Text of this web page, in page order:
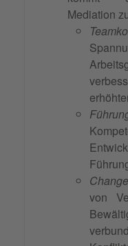
Mediation
von